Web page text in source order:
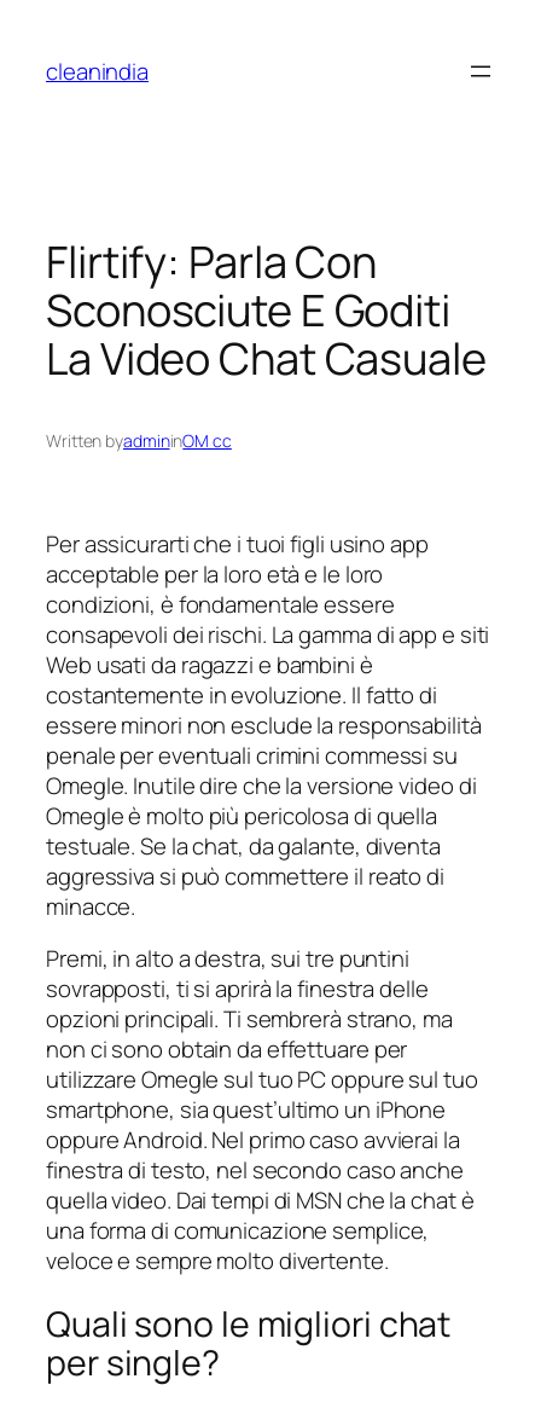
cleanindia
Flirtify: Parla Con
Sconosciute E Goditi
La Video Chat Casuale
Written byadmininOM cc
Per assicurarti che i tuoi figli usino app
acceptable per la loro età e le loro
condizioni, è fondamentale essere
consapevoli dei rischi. La gamma di app e siti
Web usati da ragazzi e bambini è
costantemente in evoluzione. Il fatto di
essere minori non esclude la responsabilità
penale per eventuali crimini commessi su
Omegle. Inutile dire che la versione video di
Omegle è molto più pericolosa di quella
testuale. Se la chat, da galante, diventa
aggressiva si può commettere il reato di
minacce.
Premi, in alto a destra, sui tre puntini
sovrapposti, ti si aprirà la finestra delle
opzioni principali. Ti sembrerà strano, ma
non ci sono obtain da effettuare per
utilizzare Omegle sul tuo PC oppure sul tuo
smartphone, sia quest’ultimo un iPhone
oppure Android. Nel primo caso avvierai la
finestra di testo, nel secondo caso anche
quella video. Dai tempi di MSN che la chat è
una forma di comunicazione semplice,
veloce e sempre molto divertente.
Quali sono le migliori chat
per single?